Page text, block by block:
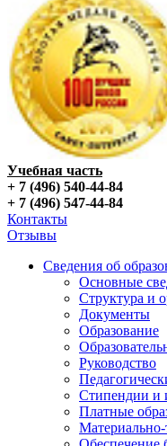
Учебная часть
+ 7 (496) 540-44-84
+ 7 (496) 547-44-84
Контакты
Отзывы
Сведения об
Основные
Структура и
Документы
Образование
Руководство
Стипендии и
Платные
Материально-